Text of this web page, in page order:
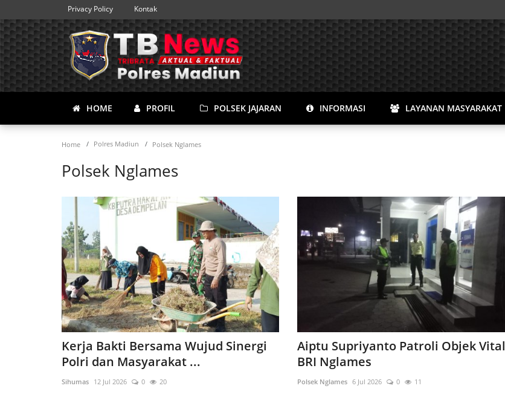
Privacy Policy Kontak
HOME PROFIL POLSEK JAJARAN INFORMASI LAYANAN MASYARAKAT
Home Polres Madiun Polsek Nglames
Polsek Nglames
Kerja Bakti Bersama Wujud Sinergi
Polri dan Masyarakat ...
Sihumas 12 Jul 2026 0 20
Aiptu Supriyanto Patroli Objek Vital
BRI Nglames
Polsek Nglames 6 Jul 2026 0 11